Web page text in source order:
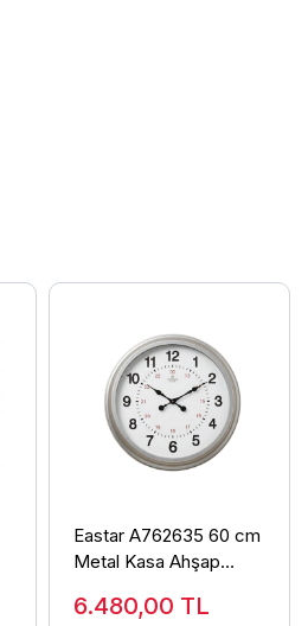
Eastar A762635 60 cm
Metal Kasa Ahşap
6.480,00 TL